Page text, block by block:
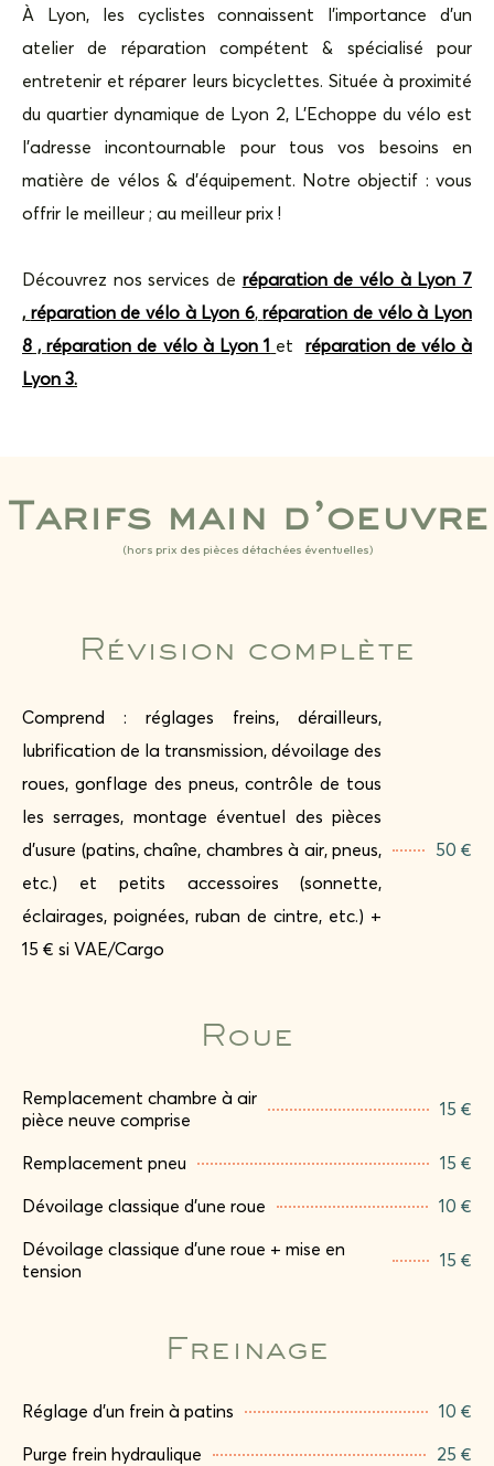
À Lyon, les cyclistes connaissent l’importance d’un
atelier de réparation compétent & spécialisé pour
entretenir et réparer leurs bicyclettes. Située à proximité
du quartier dynamique de Lyon 2, L’Echoppe du vélo est
l’adresse incontournable pour tous vos besoins en
matière de vélos & d’équipement. Notre objectif : vous
offrir le meilleur ; au meilleur prix !
Découvrez nos services de réparation de vélo à Lyon 7
, réparation de vélo à Lyon 6,réparation de vélo à Lyon
8 ,réparation de vélo à Lyon 1 et réparation de vélo à
Lyon 3.
Tarifs main d’oeuvre
(hors prix des pièces détachées éventuelles)
Révision complète
Comprend : réglages freins, dérailleurs,
lubrification de la transmission, dévoilage des
roues, gonflage des pneus, contrôle de tous
les serrages, montage éventuel des pièces
d’usure (patins, chaîne, chambres à air, pneus,
etc.) et petits accessoires (sonnette,
éclairages, poignées, ruban de cintre, etc.) +
15 € si VAE/Cargo
50 €
Roue
Remplacement chambre à air
pièce neuve comprise
15 €
Remplacement pneu 15 €
Dévoilage classique d’une roue 10 €
Dévoilage classique d’une roue + mise en
tension
15 €
Freinage
Réglage d’un frein à patins 10 €
Purge frein hydraulique 25 €